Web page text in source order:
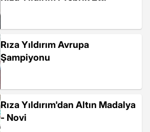
Rıza Yıldırım Avrupa
Şampiyonu
Rıza Yıldırım'dan Altın Madalya
- Novi